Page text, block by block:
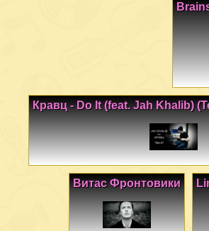
Кравц - Do It (feat. Jah Khalib)
Витас Фронтовики